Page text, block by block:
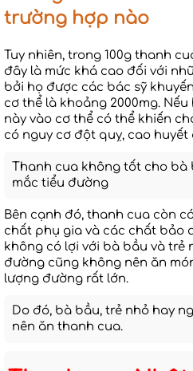
trường hợp nào
Tuy nhiên, trong 100g thanh
đây là mức khá cao đối với
bởi họ được các bác sỹ
cơ thể là khoảng 2000mg.
này vào cơ thể có thể khiến
có nguy cơ đột quỵ, cao
Thanh cua không tốt cho bà
mắc tiểu đường
Bên cạnh đó, thanh cua còn
chất phụ gia và các chất bảo
không có lợi với bà bầu và trẻ
đường cũng không nên ăn
lượng đường rất lớn.
Do đó, bà bầu, trẻ nhỏ hay
nên ăn thanh cua.